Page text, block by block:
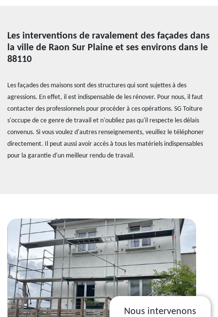
Les interventions de ravalement des façades dans
la ville de Raon Sur Plaine et ses environs dans le
88110
Les façades des maisons sont des structures qui sont sujettes à des
agressions. En effet, il est indispensable de les rénover. Pour nous, il faut
contacter des professionnels pour procéder à ces opérations. SG Toiture
s'occupe de ce genre de travail et n'oubliez pas qu'il respecte les délais
convenus. Si vous voulez d'autres renseignements, veuillez le téléphoner
directement. Il peut aussi avoir accès à tous les matériels indispensables
pour la garantie d'un meilleur rendu de travail.
Nous intervenons